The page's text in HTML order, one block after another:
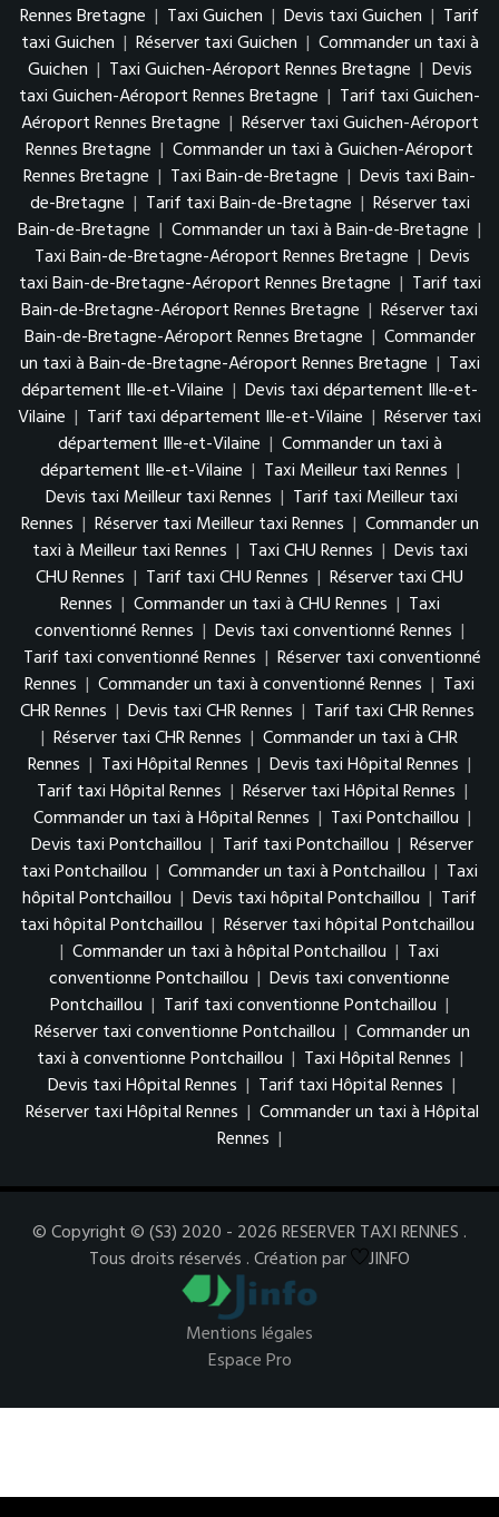
Rennes Bretagne | Taxi Guichen | Devis taxi Guichen | Tarif
taxi Guichen | Réserver taxi Guichen | Commander un taxi à
Guichen | Taxi Guichen-Aéroport Rennes Bretagne | Devis
taxi Guichen-Aéroport Rennes Bretagne | Tarif taxi Guichen-
Aéroport Rennes Bretagne | Réserver taxi Guichen-Aéroport
Rennes Bretagne | Commander un taxi à Guichen-Aéroport
Rennes Bretagne | Taxi Bain-de-Bretagne | Devis taxi Bain-
de-Bretagne | Tarif taxi Bain-de-Bretagne | Réserver taxi
Bain-de-Bretagne | Commander un taxi à Bain-de-Bretagne |
Taxi Bain-de-Bretagne-Aéroport Rennes Bretagne | Devis
taxi Bain-de-Bretagne-Aéroport Rennes Bretagne | Tarif taxi
Bain-de-Bretagne-Aéroport Rennes Bretagne | Réserver taxi
Bain-de-Bretagne-Aéroport Rennes Bretagne | Commander
un taxi à Bain-de-Bretagne-Aéroport Rennes Bretagne | Taxi
département Ille-et-Vilaine | Devis taxi département Ille-et-
Vilaine | Tarif taxi département Ille-et-Vilaine | Réserver taxi
département Ille-et-Vilaine | Commander un taxi à
département Ille-et-Vilaine | Taxi Meilleur taxi Rennes |
Devis taxi Meilleur taxi Rennes | Tarif taxi Meilleur taxi
Rennes | Réserver taxi Meilleur taxi Rennes | Commander un
taxi à Meilleur taxi Rennes | Taxi CHU Rennes | Devis taxi
CHU Rennes | Tarif taxi CHU Rennes | Réserver taxi CHU
Rennes | Commander un taxi à CHU Rennes | Taxi
conventionné Rennes | Devis taxi conventionné Rennes |
Tarif taxi conventionné Rennes | Réserver taxi conventionné
Rennes | Commander un taxi à conventionné Rennes | Taxi
CHR Rennes | Devis taxi CHR Rennes | Tarif taxi CHR Rennes
| Réserver taxi CHR Rennes | Commander un taxi à CHR
Rennes | Taxi Hôpital Rennes | Devis taxi Hôpital Rennes |
Tarif taxi Hôpital Rennes | Réserver taxi Hôpital Rennes |
Commander un taxi à Hôpital Rennes | Taxi Pontchaillou |
Devis taxi Pontchaillou | Tarif taxi Pontchaillou | Réserver
taxi Pontchaillou | Commander un taxi à Pontchaillou | Taxi
hôpital Pontchaillou | Devis taxi hôpital Pontchaillou | Tarif
taxi hôpital Pontchaillou | Réserver taxi hôpital Pontchaillou
| Commander un taxi à hôpital Pontchaillou | Taxi
conventionne Pontchaillou | Devis taxi conventionne
Pontchaillou | Tarif taxi conventionne Pontchaillou |
Réserver taxi conventionne Pontchaillou | Commander un
taxi à conventionne Pontchaillou | Taxi Hôpital Rennes |
Devis taxi Hôpital Rennes | Tarif taxi Hôpital Rennes |
Réserver taxi Hôpital Rennes | Commander un taxi à Hôpital
Rennes |
© Copyright © (S3) 2020 - 2026 RESERVER TAXI RENNES .
Tous droits réservés . Création par
JINFO
Mentions légales
Espace Pro